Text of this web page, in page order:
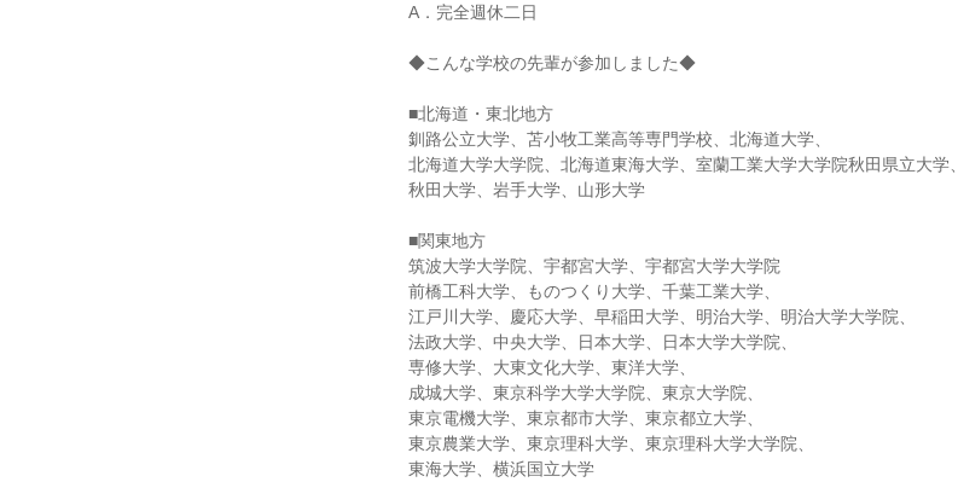
A．完全週休二日
◆こんな学校の先輩が参加しました◆
■北海道・東北地方
釧路公立大学、苫小牧工業高等専門学校、北海道大学、
北海道大学大学院、北海道東海大学、室蘭工業大学大学院秋田県立大学、
秋田大学、岩手大学、山形大学
■関東地方
筑波大学大学院、宇都宮大学、宇都宮大学大学院
前橋工科大学、ものつくり大学、千葉工業大学、
江戸川大学、慶応大学、早稲田大学、明治大学、明治大学大学院、
法政大学、中央大学、日本大学、日本大学大学院、
専修大学、大東文化大学、東洋大学、
成城大学、東京科学大学大学院、東京大学院、
東京電機大学、東京都市大学、東京都立大学、
東京農業大学、東京理科大学、東京理科大学大学院、
東海大学、横浜国立大学